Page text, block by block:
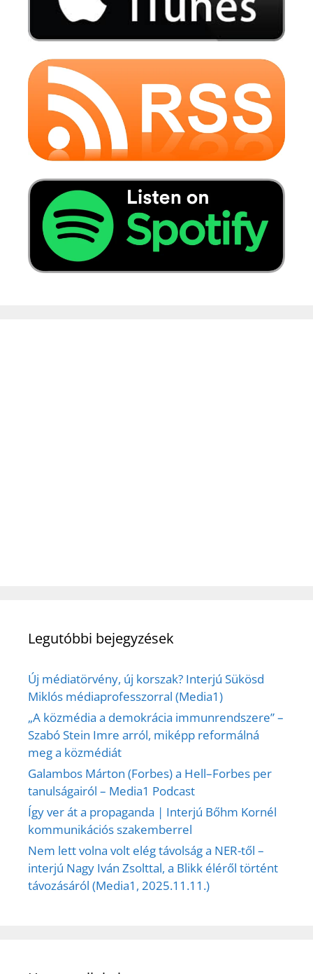
Legutóbbi bejegyzések
Új médiatörvény, új korszak? Interjú Sükösd
Miklós médiaprofesszorral (Media1)
„A közmédia a demokrácia immunrendszere” –
Szabó Stein Imre arról, miképp reformálná
meg a közmédiát
Galambos Márton (Forbes) a Hell–Forbes per
tanulságairól – Media1 Podcast
Így ver át a propaganda | Interjú Bőhm Kornél
kommunikációs szakemberrel
Nem lett volna volt elég távolság a NER-től –
interjú Nagy Iván Zsolttal, a Blikk éléről történt
távozásáról (Media1, 2025.11.11.)